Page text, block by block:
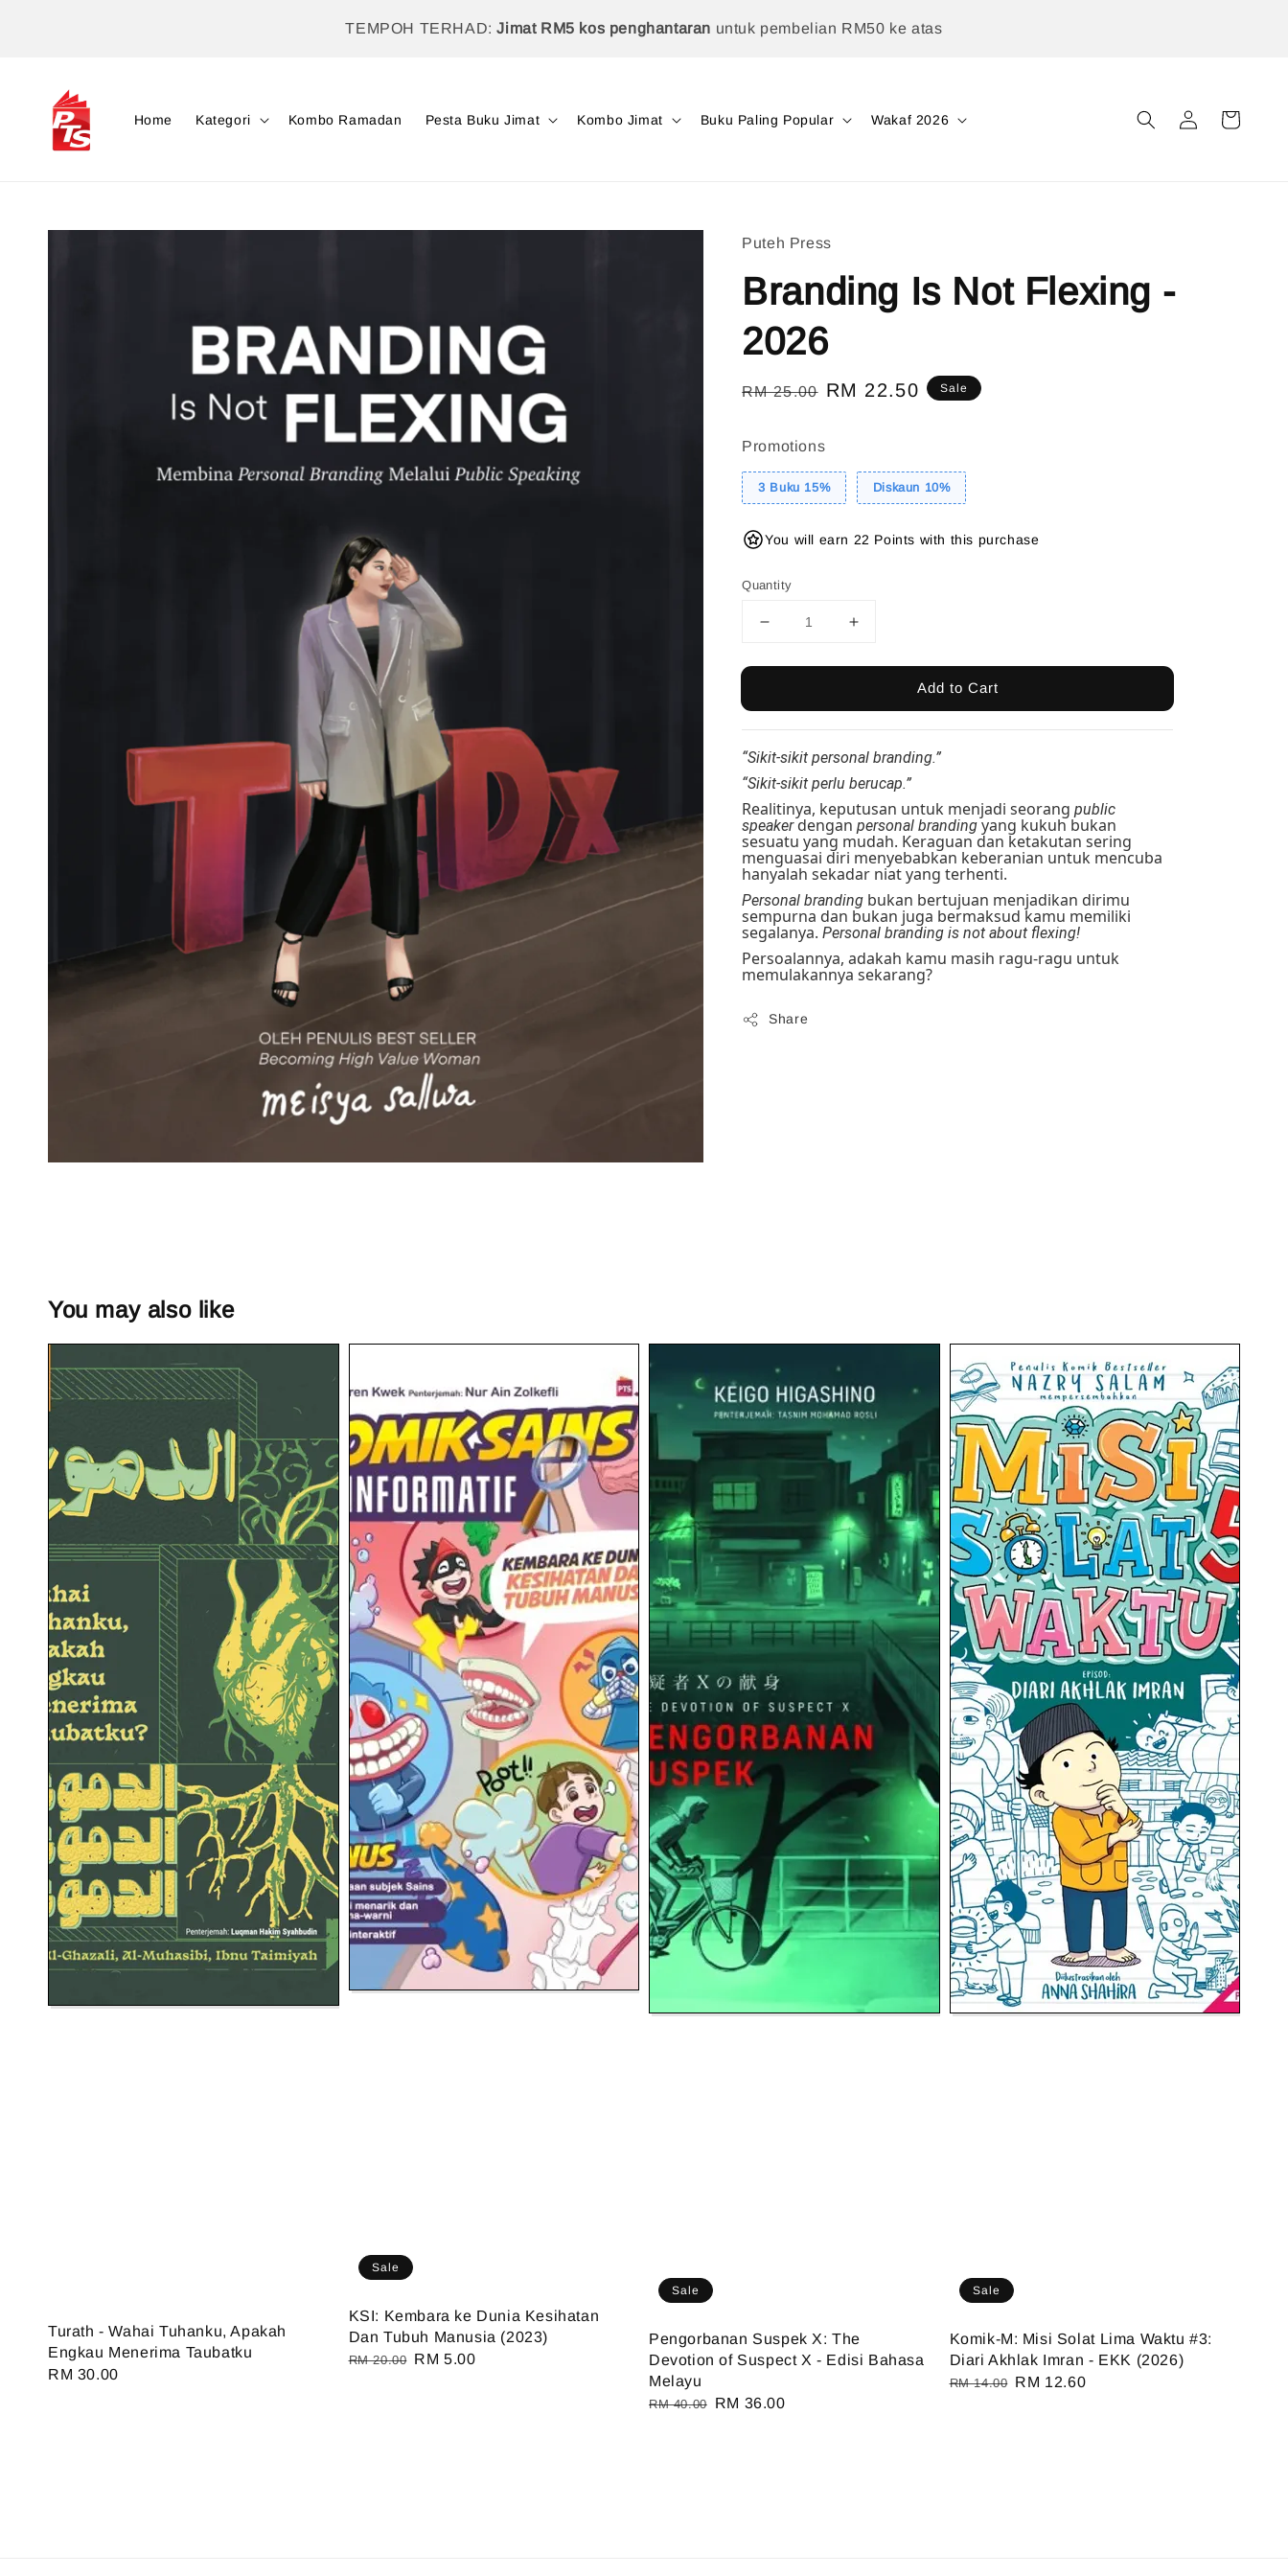
TEMPOH TERHAD:Jimat RM5 kos penghantaran untuk pembelian RM50 ke atas
Home Kategori Kombo Ramadan Pesta Buku Jimat Kombo Jimat Buku Paling Popular Wakaf 2026
Puteh Press
Branding Is Not Flexing -
2026
Regular
RM 25.00 Sale
RM 22.50 Sale
Promotions
3 Buku 15% Diskaun 10%
You will earn 22 Points with this purchase
Quantity
Add to Cart
“Sikit-sikit personal branding.”
“Sikit-sikit perlu berucap.”
Realitinya, keputusan untuk menjadi seorangpublic
speakerdenganpersonal brandingyang kukuh bukan
sesuatu yang mudah. Keraguan dan ketakutan sering
menguasai diri menyebabkan keberanian untuk mencuba
hanyalah sekadar niat yang terhenti.
Personal branding bukan bertujuan menjadikan dirimu
sempurna dan bukan juga bermaksud kamu memiliki
segalanya.Personal branding is not about flexing!
Persoalannya, adakah kamu masih ragu-ragu untuk
memulakannya sekarang?
Share
You may also like
Turath - Wahai Tuhanku, Apakah
Engkau Menerima Taubatku
Regular
RM 30.00
Sale
KSI: Kembara ke Dunia Kesihatan
Dan Tubuh Manusia (2023)
Regular
RM 20.00 Sale
RM 5.00
Sale
Pengorbanan Suspek X: The
Devotion of Suspect X - Edisi Bahasa
Melayu
Regular
RM 40.00
Sale
RM 36.00
Sale
Komik-M: Misi Solat Lima Waktu #3:
Diari Akhlak Imran - EKK (2026)
Regular
RM 14.00 Sale
RM 12.60